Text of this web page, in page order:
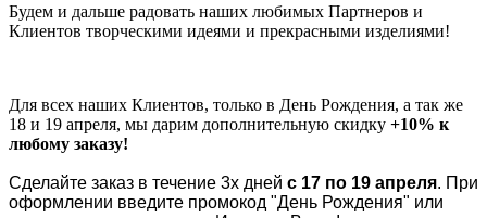
Будем и дальше радовать наших любимых Партнеров и
Клиентов творческими идеями и прекрасными изделиями!
Для всех наших Клиентов, только в День Рождения, а так же
18 и 19 апреля, мы дарим дополнительную скидку +10% к
любому заказу!
Сделайте заказ в течение 3х дней с 17 по 19 апреля. При
оформлении введите промокод "День Рождения" или